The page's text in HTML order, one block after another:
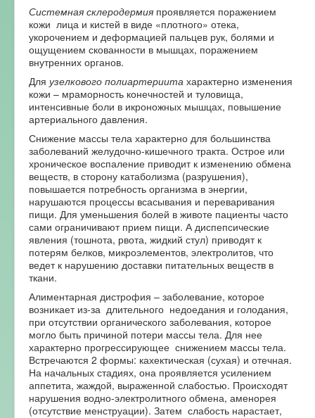
Системная склеродермия проявляется поражением
кожи лица и кистей в виде «плотного» отека,
укорочением и деформацией пальцев рук, болями и
ощущением скованности в мышцах, поражением
внутренних органов.
Для узелкового полиартериита характерно изменения
кожи – мраморность конечностей и туловища,
интенсивные боли в икроножных мышцах, повышение
артериального давления.
Снижение массы тела характерно для большинства
заболеваний желудочно-кишечного тракта. Острое или
хроническое воспаление приводит к изменению обмена
веществ, в сторону катаболизма (разрушения),
повышается потребность организма в энергии,
нарушаются процессы всасывания и переваривания
пищи. Для уменьшения болей в животе пациенты часто
сами ограничивают прием пищи. А диспепсические
явления (тошнота, рвота, жидкий стул) приводят к
потерям белков, микроэлементов, электролитов, что
ведет к нарушению доставки питательных веществ в
ткани.
Алиментарная дистрофия – заболевание, которое
возникает из-за длительного недоедания и голодания,
при отсутствии органического заболевания, которое
могло быть причиной потери массы тела. Для нее
характерно прогрессирующее снижением массы тела.
Встречаются 2 формы: кахектическая (сухая) и отечная.
На начальных стадиях, она проявляется усилением
аппетита, жаждой, выраженной слабостью. Происходят
нарушения водно-электролитного обмена, аменорея
(отсутствие менструации). Затем слабость нарастает,